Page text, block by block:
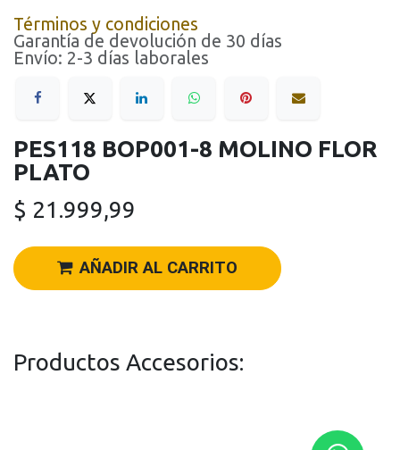
Términos y condiciones
Garantía de devolución de 30 días
Envío: 2-3 días laborales
PES118 BOP001-8 MOLINO FLOR
PLATO
$ 21.999,99
AÑADIR AL CARRITO
Productos Accesorios: